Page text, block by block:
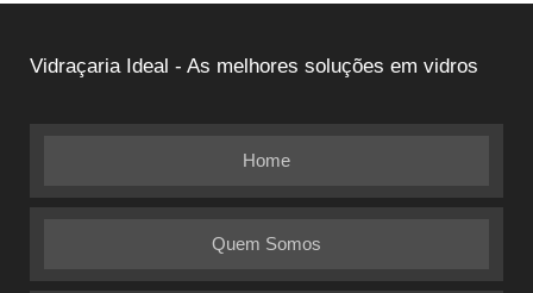
Vidraçaria Ideal - As melhores soluções em vidros
Home
Quem Somos